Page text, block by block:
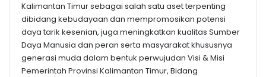
Kalimantan Timur sebagai salah satu aset terpenting
dibidang kebudayaan dan mempromosikan potensi
daya tarik kesenian, juga meningkatkan kualitas Sumber
Daya Manusia dan peran serta masyarakat khususnya
generasi muda dalam bentuk perwujudan Visi & Misi
Pemerintah Provinsi Kalimantan Timur, Bidang